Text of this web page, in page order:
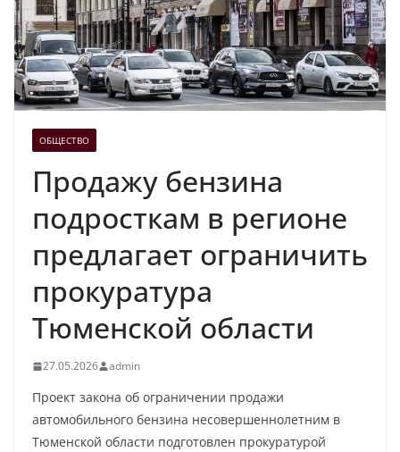
ОБЩЕСТВО
Продажу бензина
подросткам в регионе
предлагает ограничить
прокуратура
Тюменской области
27.05.2026 admin
Проект закона об ограничении продажи
автомобильного бензина несовершеннолетним в
Тюменской области подготовлен прокуратурой